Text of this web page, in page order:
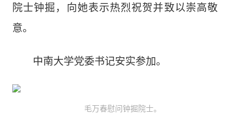
院士钟掘，向她表示热烈祝贺并致以崇高敬
意。
中南大学党委书记安实参加。
毛万春慰问钟掘院士。